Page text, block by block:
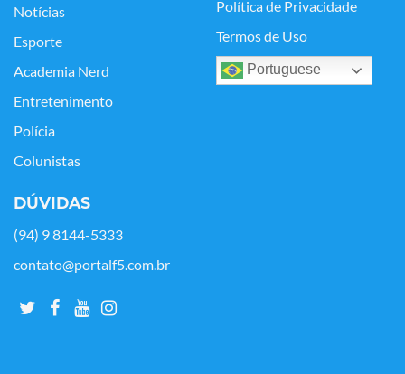
Notícias
Esporte
Academia Nerd
Entretenimento
Polícia
Colunistas
Política de Privacidade
Termos de Uso
Portuguese
DÚVIDAS
(94) 9 8144-5333
contato@portalf5.com.br